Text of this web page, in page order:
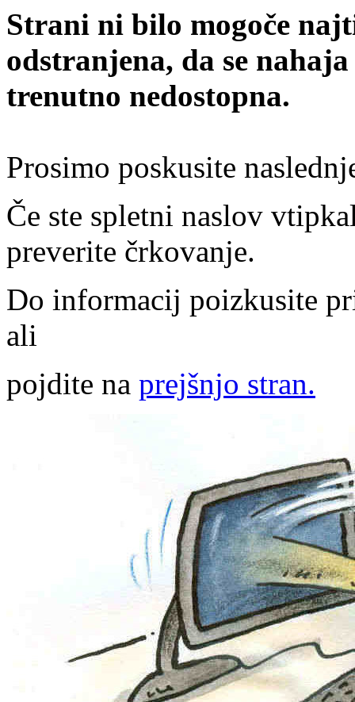
Strani ni bilo mogoče
odstranjena, da se
trenutno nedostopna.
Prosimo poskusite
Če ste spletni naslov
preverite črkovanje.
Do informacij poizkusite
ali
pojdite na prejšnjo stran.